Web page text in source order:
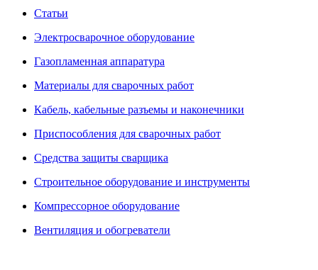
Статьи
Электросварочное оборудование
Газопламенная аппаратура
Материалы для сварочных работ
Кабель, кабельные разъемы и наконечники
Приспособления для сварочных работ
Средства защиты сварщика
Строительное оборудование и инструменты
Компрессорное оборудование
Вентиляция и обогреватели